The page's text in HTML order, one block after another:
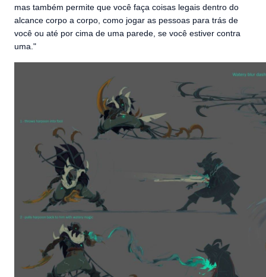
mas também permite que você faça coisas legais dentro do
alcance corpo a corpo, como jogar as pessoas para trás de
você ou até por cima de uma parede, se você estiver contra
uma."